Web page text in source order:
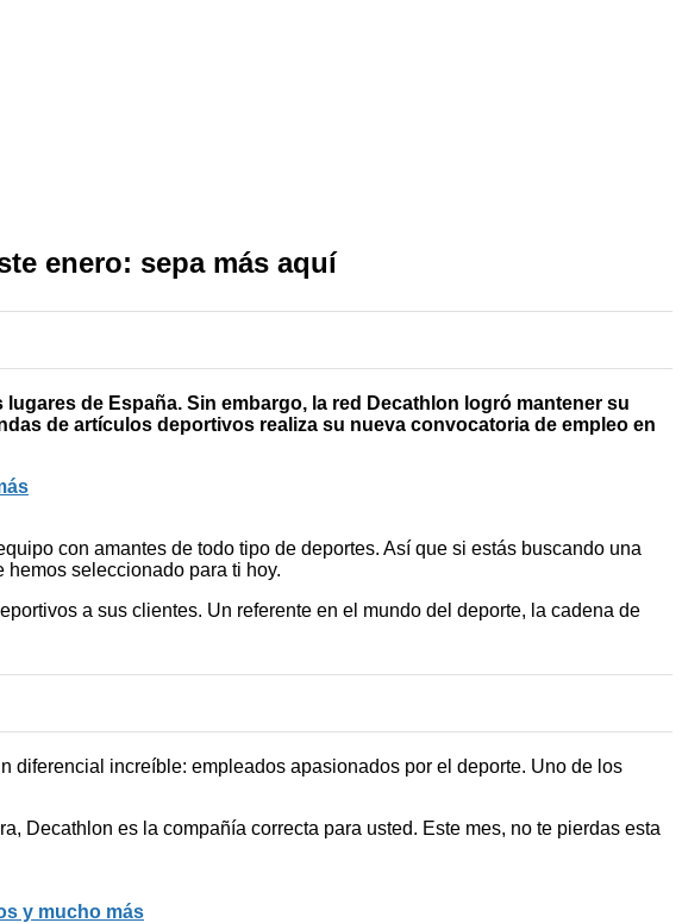
enero: sepa más aquí
de España. Sin embargo, la red Decathlon logró mantener su
de artículos deportivos realiza su nueva convocatoria de empleo en
con amantes de todo tipo de deportes. Así que si estás buscando una
seleccionado para ti hoy.
a sus clientes. Un referente en el mundo del deporte, la cadena de
diferencial increíble: empleados apasionados por el deporte. Uno de los
Decathlon es la compañía correcta para usted. Este mes, no te pierdas esta
y mucho más